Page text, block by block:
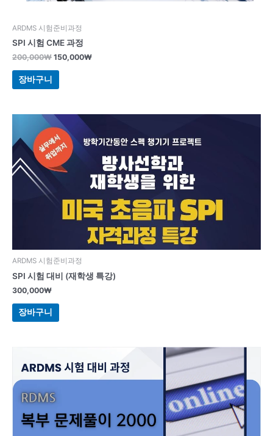
ARDMS 시험준비과정
SPI 시험 CME 과정
200,000₩ 150,000₩
장바구니
ARDMS 시험준비과정
SPI 시험 대비 (재학생 특강)
300,000₩
장바구니